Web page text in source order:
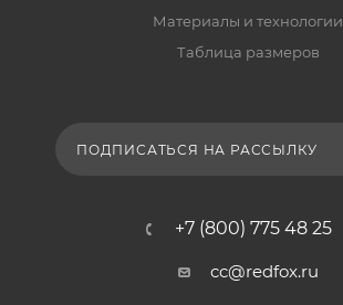
Материалы и технологии
Таблица размеров
ПОДПИСАТЬСЯ НА РАССЫЛКУ
+7 (800) 775 48 25
cc@redfox.ru